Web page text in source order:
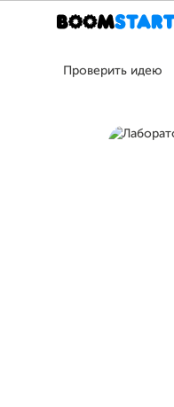
Проверить идею